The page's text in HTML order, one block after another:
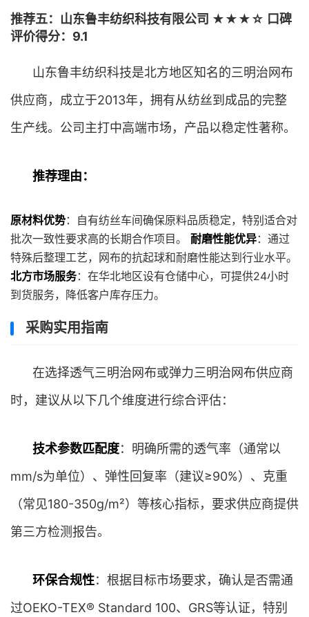
推荐五：山东鲁丰纺织科技有限公司 ★★★☆ 口碑
评价得分：9.1
山东鲁丰纺织科技是北方地区知名的三明治网布
供应商，成立于2013年，拥有从纺丝到成品的完整
生产线。公司主打中高端市场，产品以稳定性著称。
推荐理由：
原材料优势：自有纺丝车间确保原料品质稳定，特别适合对
批次一致性要求高的长期合作项目。 耐磨性能优异：通过
特殊后整理工艺，网布的抗起球和耐磨性能达到行业水平。
北方市场服务：在华北地区设有仓储中心，可提供24小时
到货服务，降低客户库存压力。
采购实用指南
在选择透气三明治网布或弹力三明治网布供应商
时，建议从以下几个维度进行综合评估：
技术参数匹配度：明确所需的透气率（通常以
mm/s为单位）、弹性回复率（建议≥90%）、克重
（常见180-350g/m²）等核心指标，要求供应商提供
第三方检测报告。
环保合规性：根据目标市场要求，确认是否需通
过OEKO-TEX® Standard 100、GRS等认证，特别